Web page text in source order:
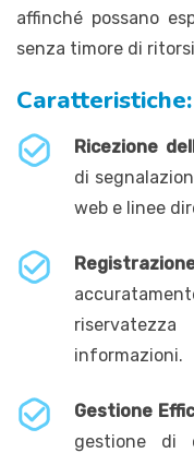
affinché possano
senza timore di
Caratteristiche:
Ricezione
di
web e linee
informazioni.
Gestione
gestione di